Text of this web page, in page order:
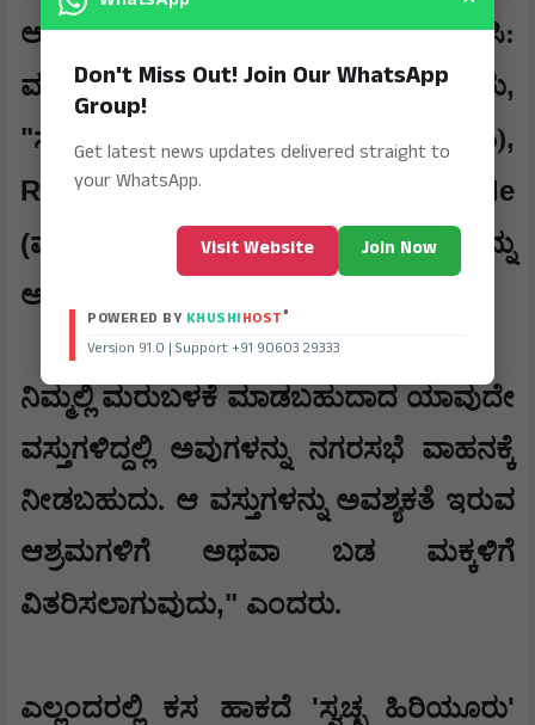
ಆರ್.ಆರ್.ಆರ್ ನಿಯಮ ಪಾಲಿಸಿ:
ಮುಂದುವರಿದು ಮಾತನಾಡಿದ ಪೌರಾಯುಕ್ತರು,
"ಸಾರ್ವಜನಿಕರು Reduce ( ಕಡಿಮೆ ಮಾಡಿ),
Reuse (ಮರುಬಳಕೆ ಮಾಡಿ)
, Recycle
(ಮರುಸಂಸ್ಕರಿಸಿ) ಸೂತ್ರವನ್ನು
ಅಳವಡಿಸಿಕೊಳ್ಳಬೇಕು ಎಂದು ಹೇಳಿದರು.
ನಿಮ್ಮಲ್ಲಿ ಮರುಬಳಕೆ ಮಾಡಬಹುದಾದ ಯಾವುದೇ
ವಸ್ತುಗಳಿದ್ದಲ್ಲಿ ಅವುಗಳನ್ನು ನಗರಸಭೆ ವಾಹನಕ್ಕೆ
ನೀಡಬಹುದು. ಆ ವಸ್ತುಗಳನ್ನು ಅವಶ್ಯಕತೆ ಇರುವ
ಆಶ್ರಮಗಳಿಗೆ ಅಥವಾ ಬಡ ಮಕ್ಕಳಿಗೆ
ವಿತರಿಸಲಾಗುವುದು," ಎಂದರು.
ಎಲ್ಲಂದರಲ್ಲಿ ಕಸ ಹಾಕದೆ 'ಸ್ವಚ್ಛ ಹಿರಿಯೂರು'
Don't Miss Out! Join Our WhatsApp
Group!
Get latest news updates delivered straight to
your WhatsApp.
Visit Website Join Now
POWERED BY KHUSHIHOST®
Version 91.0 | Support +91 90603 29333